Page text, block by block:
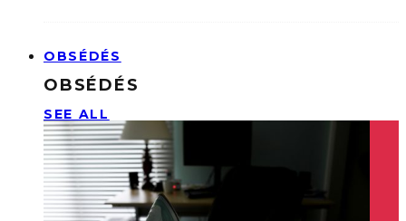
OBSÉDÉS
OBSÉDÉS
SEE ALL